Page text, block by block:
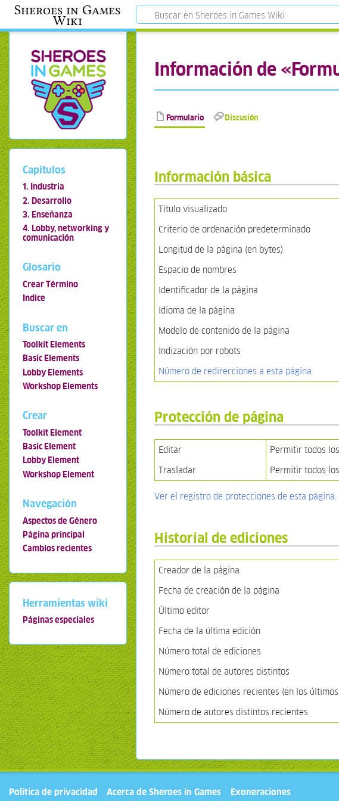
Sheroes in Games
Wiki
Información de
Formulario Discusión
Información básica
Título visualizado
Criterio de ordenación predeterminado
Longitud de la página (en bytes)
Espacio de nombres
Identificador de la página
Idioma de la página
Modelo de contenido de la página
Indización por robots
Número de redirecciones a esta página
Protección de página
Editar
Permitir todos
Trasladar
Permitir todos
Ver el registro de protecciones de esta página.
Historial de ediciones
Creador de la página
Fecha de creación de la página
Último editor
Fecha de la última edición
Número total de ediciones
Número total de autores distintos
Número de ediciones recientes (en los
Número de autores distintos recientes
Capítulos
1. Industria
2. Desarrollo
3. Enseñanza
4. Lobby, networking y
comunicación
Glosario
Crear Término
Indice
Buscar en
Toolkit Elements
Basic Elements
Lobby Elements
Workshop Elements
Crear
Toolkit Element
Basic Element
Lobby Element
Workshop Element
Navegación
Aspectos de Género
Página principal
Cambios recientes
Herramientas wiki
Páginas especiales
Política de privacidad Acerca de Sheroes in Games Exoneraciones